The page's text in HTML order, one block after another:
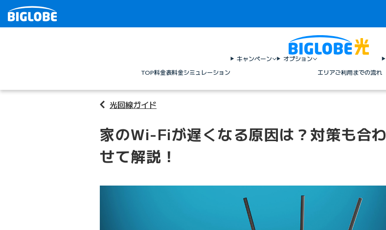
TOP料金表料金シミュレーション
キャンペーン
オプション
エリアご利用までの流れ
光回線ガイド
家のWi-Fiが遅くなる原因は？対策も合わ
せて解説！